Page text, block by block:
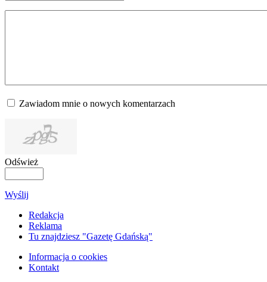
Zawiadom mnie o nowych komentarzach
Odśwież
Wyślij
Redakcja
Reklama
Tu znajdziesz "Gazetę Gdańską"
Informacja o cookies
Kontakt